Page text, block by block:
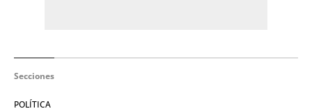
Secciones
POLÍTICA